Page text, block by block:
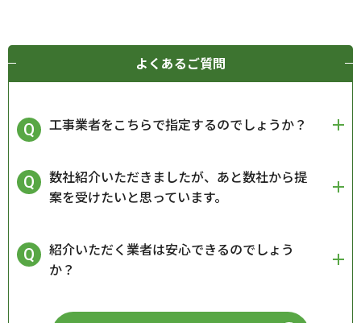
よくあるご質問
工事業者をこちらで指定するのでしょうか？
数社紹介いただきましたが、あと数社から提
案を受けたいと思っています。
紹介いただく業者は安心できるのでしょう
か？